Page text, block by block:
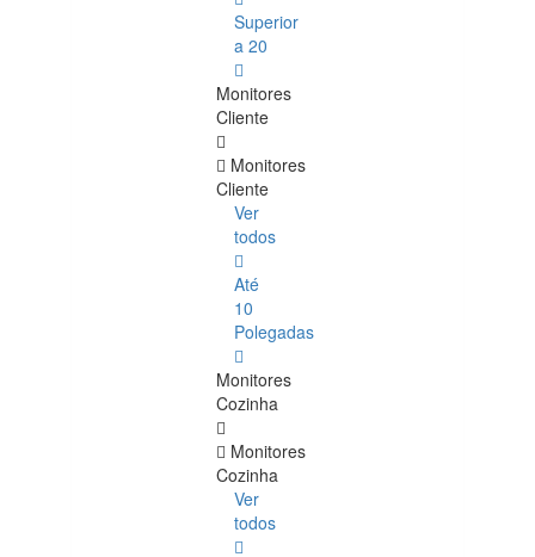
Superior
a 20
Monitores
Cliente
Monitores
Cliente
Ver
todos
Até
10
Polegadas
Monitores
Cozinha
Monitores
Cozinha
Ver
todos